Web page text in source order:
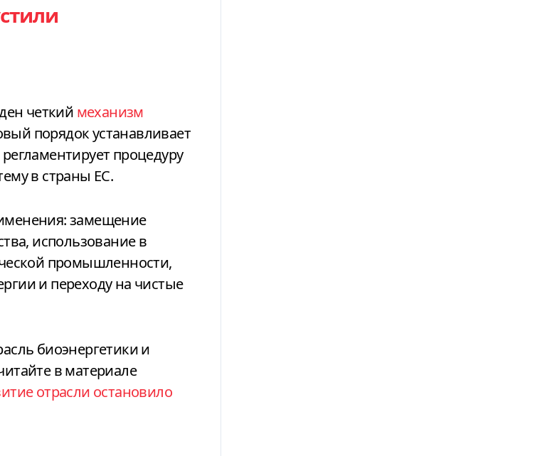
четкий механизм
порядок устанавливает
процедуру
в страны ЕС.
замещение
использование в
промышленности,
и переходу на чистые
биоэнергетики и
в материале
отрасли остановило